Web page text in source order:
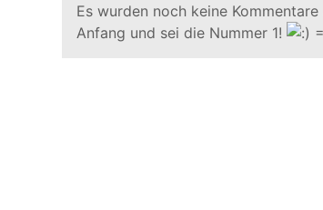
Es wurden noch keine
Anfang und sei die Nummer 1!